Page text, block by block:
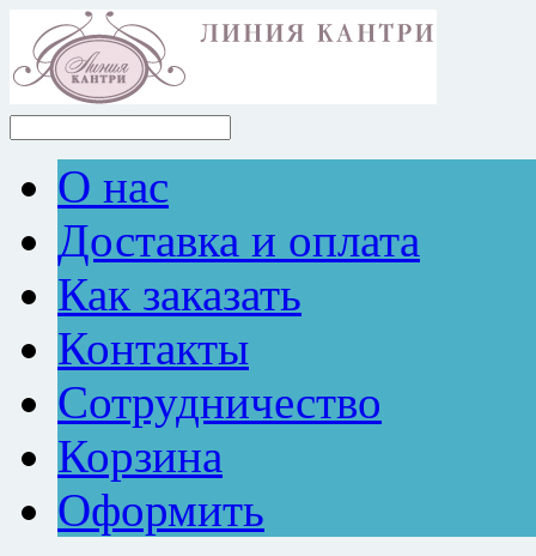
О нас
Доставка и оплата
Как заказать
Контакты
Сотрудничество
Корзина
Оформить